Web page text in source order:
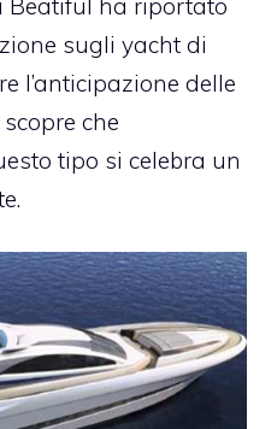
sugli yacht di
l’anticipazione delle
che
tipo si celebra un